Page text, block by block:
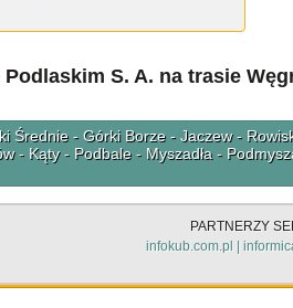
Podlaskim S. A. na trasie
Średnie - Górki Borze - Jaczew -
- Kąty - Podbale - Myszadła -
PARTNERZY
infokub.com.pl |